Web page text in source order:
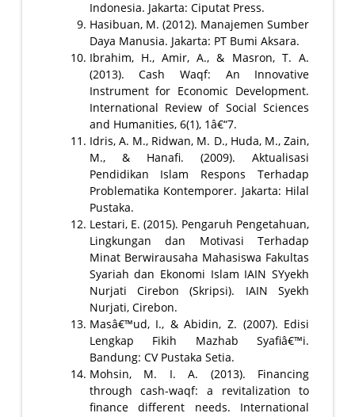
Indonesia. Jakarta: Ciputat Press.
Hasibuan, M. (2012). Manajemen Sumber
Daya Manusia. Jakarta: PT Bumi Aksara.
Ibrahim, H., Amir, A., & Masron, T. A.
(2013). Cash Waqf: An Innovative
Instrument for Economic Development.
International Review of Social Sciences
and Humanities, 6(1), 1â€“7.
Idris, A. M., Ridwan, M. D., Huda, M., Zain,
M., & Hanafi. (2009). Aktualisasi
Pendidikan Islam Respons Terhadap
Problematika Kontemporer. Jakarta: Hilal
Pustaka.
Lestari, E. (2015). Pengaruh Pengetahuan,
Lingkungan dan Motivasi Terhadap
Minat Berwirausaha Mahasiswa Fakultas
Syariah dan Ekonomi Islam IAIN SYyekh
Nurjati Cirebon (Skripsi). IAIN Syekh
Nurjati, Cirebon.
Masâ€™ud, I., & Abidin, Z. (2007). Edisi
Lengkap Fikih Mazhab Syafiâ€™i.
Bandung: CV Pustaka Setia.
Mohsin, M. I. A. (2013). Financing
through cash-waqf: a revitalization to
finance different needs. International